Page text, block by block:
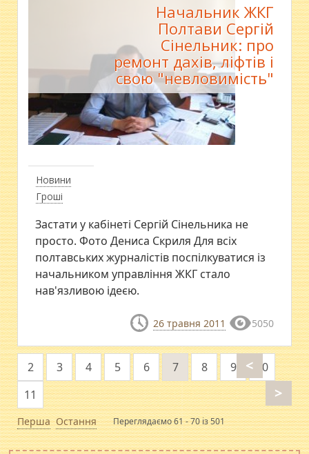
Новини
Гроші
Начальник ЖКГ
Полтави Сергій
Сінельник: про
ремонт дахів, ліфтів і
свою "невловимість"
Застати у кабінеті Сергій Сінельника не
просто. Фото Дениса Скриля Для всіх
полтавських журналістів поспілкуватися із
начальником управління ЖКГ стало
нав'язливою ідеєю.
26 травня 2011 5050
Перша
<
2 3 4 5 6 7 8 9
10
11
>
Остання Переглядаємо 61 - 70 із 501